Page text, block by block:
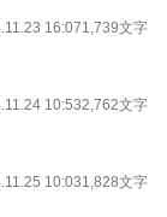
16:071,739文字
10:532,762文字
10:031,828文字